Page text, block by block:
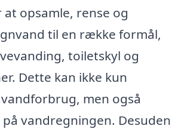
opsamle, rense og
til en række formål,
toiletskyl og
Dette kan ikke kun
men også
vandregningen. Desuden